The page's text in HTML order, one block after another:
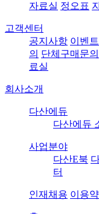
자료실 정오표
고객센터
공지사항 이벤트
의 단체구매문의
료실
회사소개
다산에듀
다산에듀
사업분야
다산E북
터
인재채용 이용